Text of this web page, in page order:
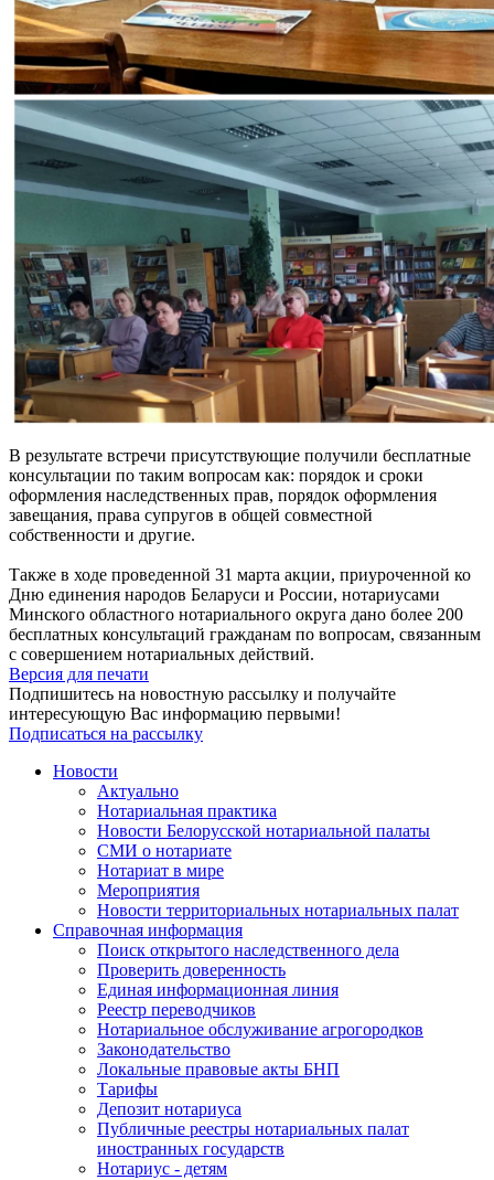
В результате встречи присутствующие получили бесплатные
консультации по таким вопросам как: порядок и сроки
оформления наследственных прав, порядок оформления
завещания, права супругов в общей совместной
собственности и другие.
Также в ходе проведенной 31 марта акции, приуроченной ко
Дню единения народов Беларуси и России, нотариусами
Минского областного нотариального округа дано более 200
бесплатных консультаций гражданам по вопросам, связанным
с совершением нотариальных действий.
Версия для печати
Подпишитесь на новостную рассылку и получайте
интересующую Вас информацию первыми!
Подписаться на рассылку
Новости
Актуально
Нотариальная практика
Новости Белорусской нотариальной палаты
СМИ о нотариате
Нотариат в мире
Мероприятия
Новости территориальных нотариальных палат
Справочная информация
Поиск открытого наследственного дела
Проверить доверенность
Единая информационная линия
Реестр переводчиков
Нотариальное обслуживание агрогородков
Законодательство
Локальные правовые акты БНП
Тарифы
Депозит нотариуса
Публичные реестры нотариальных палат
иностранных государств
Нотариус - детям